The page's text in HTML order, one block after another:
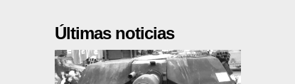
Últimas noticias